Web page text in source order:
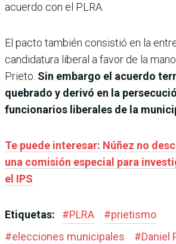
acuerdo con el PLRA.
El pacto también consistió en la
candidatura liberal a favor de la
Prieto. Sin embargo el acuerdo
quebrado y derivó en la
funcionarios liberales de la
Te puede interesar: Núñez no
una comisión especial para
el IPS
Etiquetas: #PLRA #prietismo
#elecciones municipales #Daniel